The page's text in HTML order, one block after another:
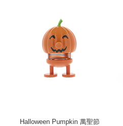
Halloween Pumpkin 萬聖節